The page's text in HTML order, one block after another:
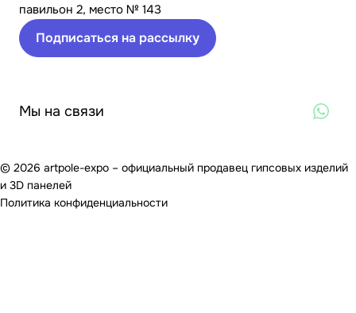
павильон 2, место № 143
Подписаться на рассылку
Мы на связи
© 2026 artpole-expo – официальный продавец гипсовых изделий
и 3D панелей
Политика конфиденциальности